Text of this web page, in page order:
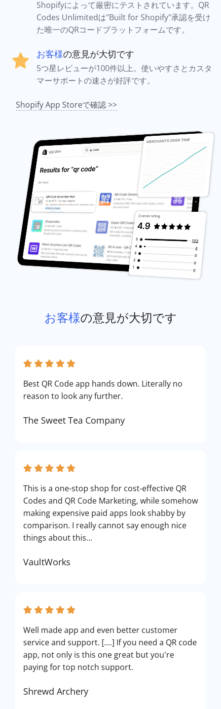
Shopifyによって厳密にテストされています。QR
Codes Unlimitedは"Built for Shopify"承認を受け
た唯一のQRコードプラットフォームです。
お客様の意見が大切です
5つ星レビューが100件以上。使いやすさとカスタ
マーサポートの速さが好評です。
Shopify App Storeで確認 >>
お客様の意見が大切です
Best QR Code app hands down. Literally no
reason to look any further.
The Sweet Tea Company
This is a one-stop shop for cost-effective QR
Codes and QR Code Marketing, while somehow
making expensive paid apps look shabby by
comparison. I really cannot say enough nice
things about this...
VaultWorks
Well made app and even better customer
service and support. [....] If you need a QR code
app, not only is this one great but you're
paying for top notch support.
Shrewd Archery